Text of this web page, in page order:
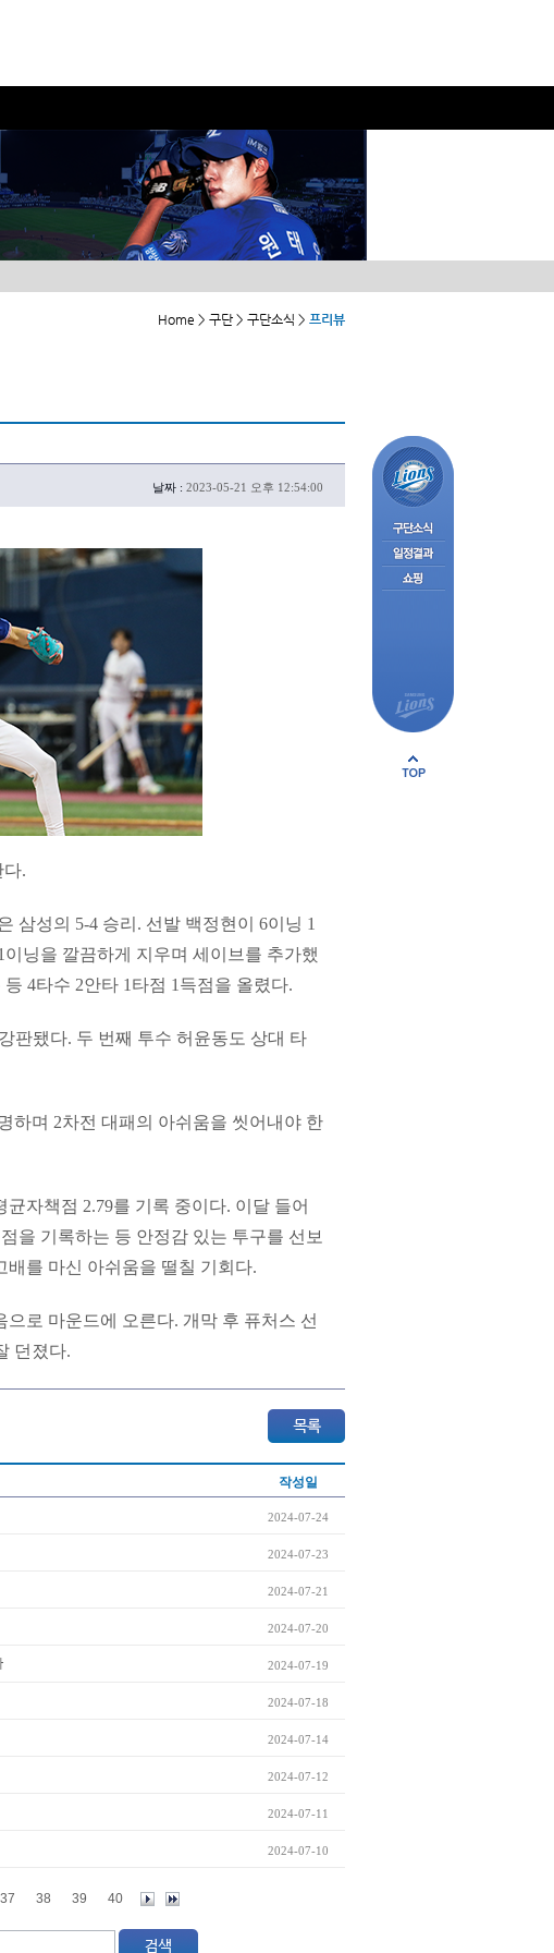
Home > 구단 > 구단소식 > 프리뷰
날짜 : 2023-05-21 오후 12:54:00
다.
삼성의 5-4 승리. 선발 백정현이 6이닝 1
닝을 깔끔하게 지우며 세이브를 추가했
4타수 2안타 1타점 1득점을 올렸다.
판됐다. 두 번째 투수 허윤동도 상대 타
하며 2차전 대패의 아쉬움을 씻어내야 한
자책점 2.79를 기록 중이다. 이달 들어
을 기록하는 등 안정감 있는 투구를 선보
배를 마신 아쉬움을 떨칠 기회다.
로 마운드에 오른다. 개막 후 퓨처스 선
던졌다.
작성일
2024-07-24
2024-07-23
2024-07-21
2024-07-20
2024-07-19
2024-07-18
2024-07-14
2024-07-12
2024-07-11
2024-07-10
37 38 39 40